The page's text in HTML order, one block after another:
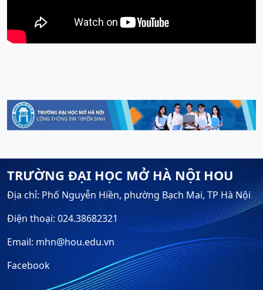
TRƯỜNG ĐẠI HỌC MỞ HÀ NỘI HOU
Địa chỉ: Phố Nguyễn Hiền, phường Bạch Mai, TP Hà Nội
Điện thoại: 024.38682321
Email: mhn@hou.edu.vn
Facebook